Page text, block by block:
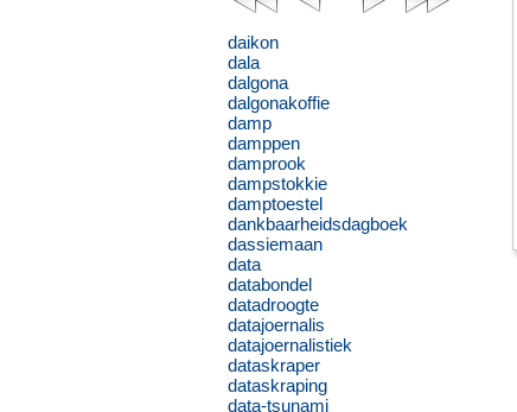
daikon
dala
dalgona
dalgonakoffie
damp
damppen
damprook
dampstokkie
damptoestel
dankbaarheidsdagboek
dassiemaan
data
databondel
datadroogte
datajoernalis
datajoernalistiek
dataskraper
dataskraping
data-tsunami